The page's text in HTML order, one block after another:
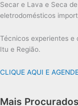
Secar e Lava e Seca
eletrodomésticos
Técnicos experientes e
Itu e Região.
CLIQUE AQUI E
Mais Procurados